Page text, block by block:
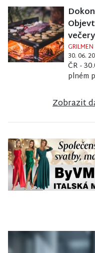
večery
30. 06.
ČR -
plném
Zobrazit